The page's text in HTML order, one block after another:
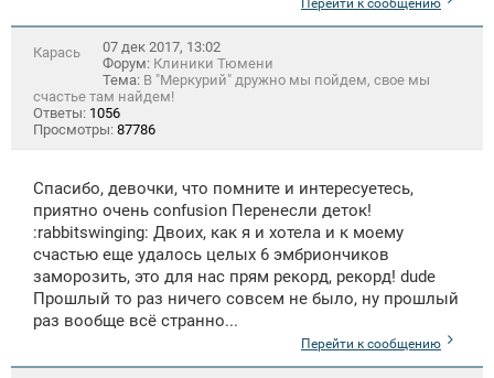
Перейти к сообщению
Карась
07 дек 2017, 13:02
Форум: Клиники Тюмени
Тема: В "Меркурий" дружно мы пойдем, свое мы
счастье там найдем!
Ответы: 1056
Просмотры: 87786
Спасибо, девочки, что помните и интересуетесь,
приятно очень confusion Перенесли деток!
:rabbitswinging: Двоих, как я и хотела и к моему
счастью еще удалось целых 6 эмбриончиков
заморозить, это для нас прям рекорд, рекорд! dude
Прошлый то раз ничего совсем не было, ну прошлый
раз вообще всё странно...
Перейти к сообщению